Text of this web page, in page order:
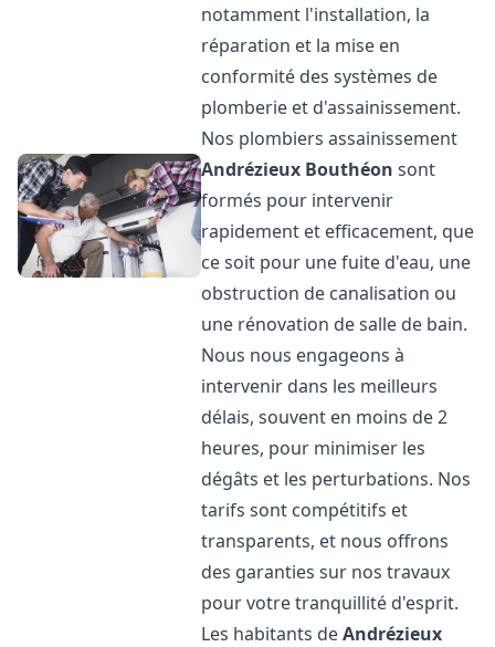
notamment l'installation, la
réparation et la mise en
conformité des systèmes de
plomberie et d'assainissement.
Nos plombiers assainissement
Andrézieux Bouthéon sont
formés pour intervenir
rapidement et efficacement, que
ce soit pour une fuite d'eau, une
obstruction de canalisation ou
une rénovation de salle de bain.
Nous nous engageons à
intervenir dans les meilleurs
délais, souvent en moins de 2
heures, pour minimiser les
dégâts et les perturbations. Nos
tarifs sont compétitifs et
transparents, et nous offrons
des garanties sur nos travaux
pour votre tranquillité d'esprit.
Les habitants deAndrézieux